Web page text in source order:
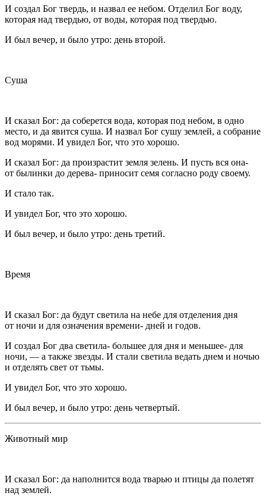
И создал Бог твердь, и назвал ее небом. Отделил Бог воду,
которая над твердью, от воды, которая под твердью.
И был вечер, и было утро: день второй.
Суша
И сказал Бог: да соберется вода, которая под небом, в одно
место, и да явится суша. И назвал Бог сушу землей, а собрание
вод морями. И увидел Бог, что это хорошо.
И сказал Бог: да произрастит земля зелень. И пусть вся она-
от былинки до дерева- приносит семя согласно роду своему.
И стало так.
И увидел Бог, что это хорошо.
И был вечер, и было утро: день третий.
Время
И сказал Бог: да будут светила на небе для отделения дня
от ночи и для означения времени- дней и годов.
И создал Бог два светила- большее для дня и меньшее- для
ночи, — а также звезды. И стали светила ведать днем и ночью
и отделять свет от тьмы.
И увидел Бог, что это хорошо.
И был вечер, и было утро: день четвертый.
Животный мир
И сказал Бог: да наполнится вода тварью и птицы да полетят
над землей.